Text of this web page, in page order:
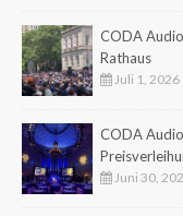
CODA
Rathaus
Juli 1, 2026
CODA
Juni 30,